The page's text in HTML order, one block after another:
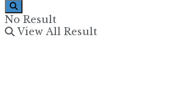
No Result
View All Result